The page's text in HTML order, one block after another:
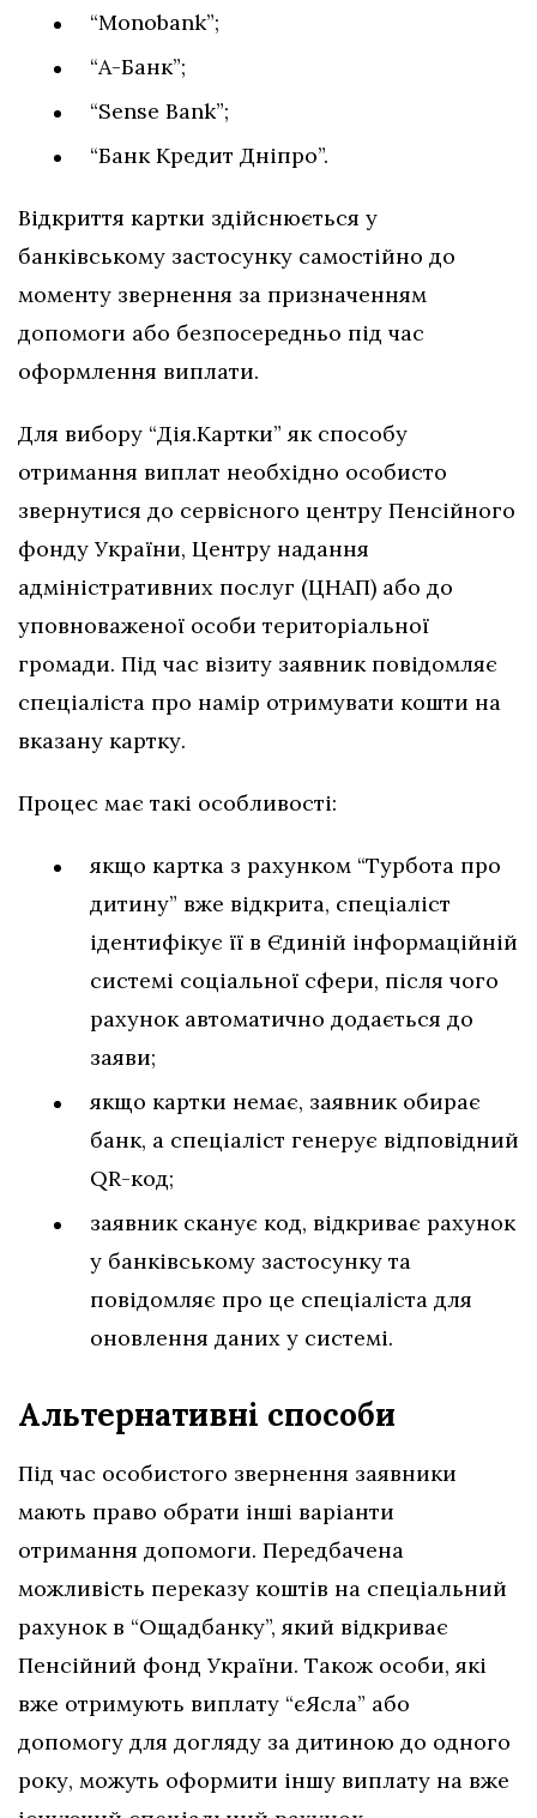
“Monobank”;
“А-Банк”;
“Sense Bank”;
“Банк Кредит Дніпро”.
Відкриття картки здійснюється у
банківському застосунку самостійно до
моменту звернення за призначенням
допомоги або безпосередньо під час
оформлення виплати.
Для вибору “Дія.Картки” як способу
отримання виплат необхідно особисто
звернутися до сервісного центру Пенсійного
фонду України, Центру надання
адміністративних послуг (ЦНАП) або до
уповноваженої особи територіальної
громади. Під час візиту заявник повідомляє
спеціаліста про намір отримувати кошти на
вказану картку.
Процес має такі особливості:
якщо картка з рахунком “Турбота про
дитину” вже відкрита, спеціаліст
ідентифікує її в Єдиній інформаційній
системі соціальної сфери, після чого
рахунок автоматично додається до
заяви;
якщо картки немає, заявник обирає
банк, а спеціаліст генерує відповідний
QR-код;
заявник сканує код, відкриває рахунок
у банківському застосунку та
повідомляє про це спеціаліста для
оновлення даних у системі.
Альтернативні способи
Під час особистого звернення заявники
мають право обрати інші варіанти
отримання допомоги. Передбачена
можливість переказу коштів на спеціальний
рахунок в “Ощадбанку”, який відкриває
Пенсійний фонд України. Також особи, які
вже отримують виплату “єЯсла” або
допомогу для догляду за дитиною до одного
року, можуть оформити іншу виплату на вже